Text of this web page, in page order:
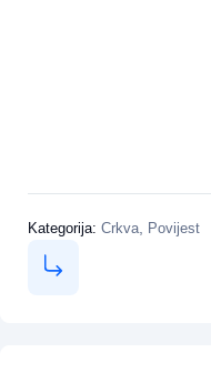
Kategorija: Crkva, Povijest